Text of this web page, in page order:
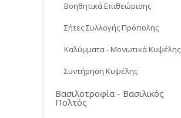
Βοηθητικά Επιθεώρισης
Σήτες Συλλογής Πρόπολης
Καλύμματα - Μονωτικά Κυψέλης
Συντήρηση Κυψέλης
Βασιλοτροφία - Βασιλικός
Πολτός